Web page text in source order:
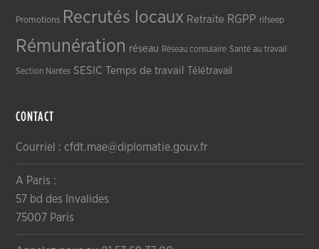
Promotions Recrutés locaux Retraite RGPP rifseep
Rémunération réseau Réseau consulaire Santé au travail
Section Nantes SESIC Temps de travail Télétravail
CONTACT
Courriel : cfdt.mae@diplomatie.gouv.fr
A Paris :
57 bd des Invalides
75007 Paris